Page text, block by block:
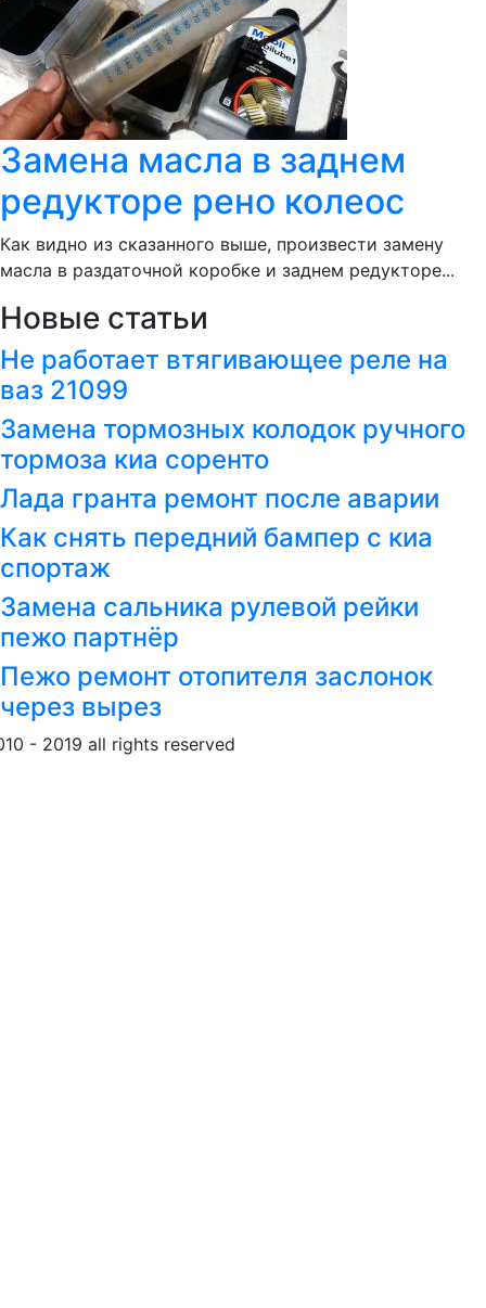
Замена масла в заднем
редукторе рено колеос
Как видно из сказанного выше, произвести замену
масла в раздаточной коробке и заднем редукторе...
Новые статьи
Не работает втягивающее реле на
ваз 21099
Замена тормозных колодок ручного
тормоза киа соренто
Лада гранта ремонт после аварии
Как снять передний бампер с киа
спортаж
Замена сальника рулевой рейки
пежо партнёр
Пежо ремонт отопителя заслонок
через вырез
- 2019 all rights reserved